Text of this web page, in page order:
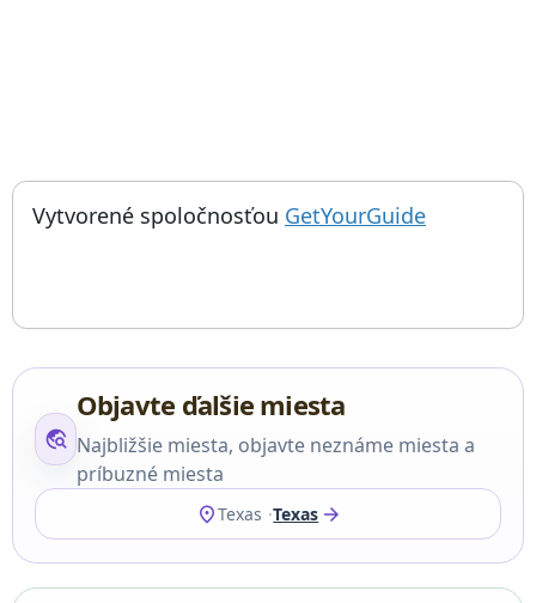
Things to do near Plánovanie budúcnosti: Hodiny na 10 000
Vytvorené spoločnosťou GetYourGuide; otvorí sa
travel_explore
Objavte ďalšie miesta
Najbližšie miesta, objavte neznáme miesta a
príbuzné miesta
location_onTexas Texas arrow_forward